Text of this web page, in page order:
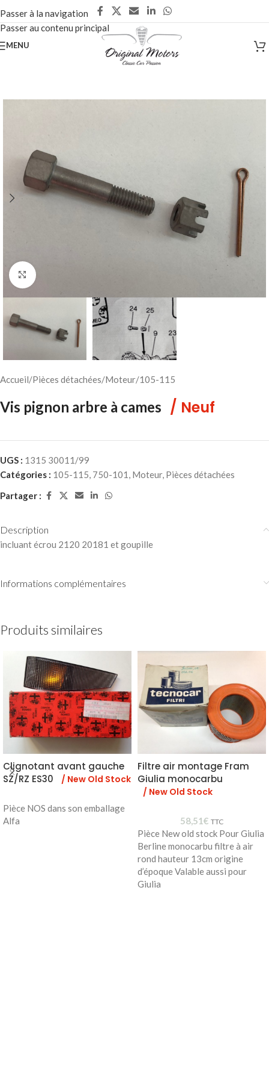
Passer à la navigation
Passer au contenu principal
MENU
Cliquez pour agrandir
Accueil/Pièces détachées/Moteur/105-115
Vis pignon arbre à cames / Neuf
UGS : 1315 30011/99
Catégories : 105-115, 750-101 , Moteur, Pièces détachées
Partager :
Description
incluant écrou 2120 20181 et goupille
Informations complémentaires
Produits similaires
Clignotant avant gauche
SZ/RZ ES30
/ New Old Stock
Pièce NOS dans son emballage
Alfa
Filtre air montage Fram
Giulia monocarbu
/ New Old Stock
58,51€ TTC
Pièce New old stock Pour Giulia
Berline monocarbu filtre à air
rond hauteur 13cm origine
d’époque Valable aussi pour
Giulia